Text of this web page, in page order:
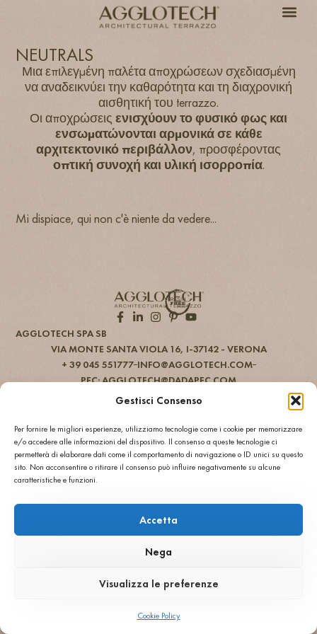
Gestisci Consenso
Per fornire le migliori esperienze, utilizziamo tecnologie come i cookie per memorizzare
e/o accedere alle informazioni del dispositivo. Il consenso a queste tecnologie ci
permetterà di elaborare dati come il comportamento di navigazione o ID unici su questo
sito. Non acconsentire o ritirare il consenso può influire negativamente su alcune
caratteristiche e funzioni.
Accetta
Nega
Visualizza le preferenze
Cookie Policy
NEUTRALS
Μια επιλεγμένη παλέτα αποχρώσεων σχεδιασμένη
να αναδεικνύει την καθαρότητα και τη διαχρονική
αισθητική του terrazzo.
Οι αποχρώσεις ενισχύουν το φυσικό φως και
ενσωματώνονται αρμονικά σε κάθε
αρχιτεκτονικό περιβάλλον, προσφέροντας
οπτική συνοχή και υλική ισορροπία.
Mi dispiace, qui non c'è niente da vedere...
AGGLOTECH SPA SB
VIA MONTE SANTA VIOLA 16, I-37142 - VERONA
+ 39 045 551777 INFO@AGGLOTECH.COM
PEC: AGGLOTECH@DADAPEC.COM
Φορολογικός αριθμός και ΑΦΜ 01269370233
REA: VR 170897
ΑΡΧΙΚΗ
ΕΤΑΙΡΕΙΑ
ΧΡΩΜΑΤΑ
PROJECTS
ΑΡΧΙΚΗ
ΕΤΑΙΡΕΙΑ
ΧΡΩΜΑΤΑ
PROJECTS
COPYRIGHT © 2026 AGGLOTECH SPA SB ΟΛΑ ΤΑ ΔΙΚΑΙΩΜΑΤΑ
ΔΙΑΤΗΡΟΥΝΤΑΙ
ΓΕΝΙΚΟΙ ΟΡΟΙ ΠΩΛΗΣΗΣ POWERED BY SGARAVATO
ΠΡΟΤΙΜΗΣΕΙΣ ΑΠΟΧΩΡΗΣΗΣ PRIVACY POLICY UE